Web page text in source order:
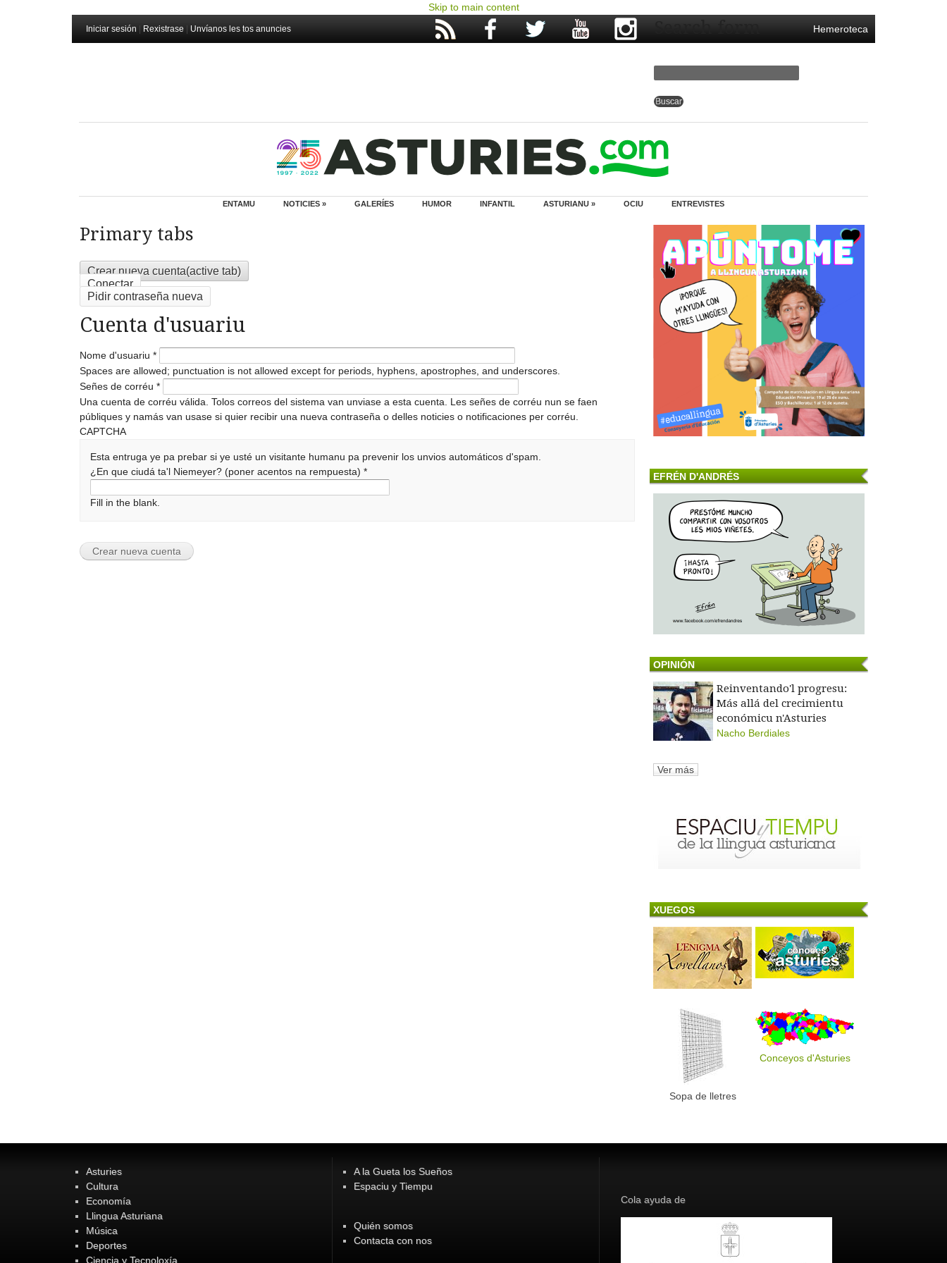
Skip to main content
Iniciar sesión Rexistrase Unvíanos les tos anuncies Hemeroteca
Search form
ENTAMU NOTICIES » GALERÍES HUMOR INFANTIL ASTURIANU » OCIU ENTREVISTES
Primary tabs
Crear nueva cuenta(active tab)
Conectar
Pidir contraseña nueva
Cuenta d'usuariu
Nome d'usuariu *
Spaces are allowed; punctuation is not allowed except for periods, hyphens, apostrophes, and underscores.
Señes de corréu *
Una cuenta de corréu válida. Tolos correos del sistema van unviase a esta cuenta. Les señes de corréu nun se faen
públiques y namás van usase si quier recibir una nueva contraseña o delles noticies o notificaciones per corréu.
CAPTCHA
Esta entruga ye pa prebar si ye usté un visitante humanu pa prevenir los unvios automáticos d'spam.
¿En que ciudá ta'l Niemeyer? (poner acentos na rempuesta)*
Fill in the blank.
EFRÉN D'ANDRÉS
OPINIÓN
Reinventando'l progresu:
Más allá del crecimientu
económicu n'Asturies
Nacho Berdiales
Ver más
XUEGOS
Sopa de lletres
Conceyos d'Asturies
Asturies
Cultura
Economía
Llingua Asturiana
Música
Deportes
Ciencia y Tecnoloxía
A la Gueta los Sueños
Espaciu y Tiempu
Quién somos
Contacta con nos
Cola ayuda de